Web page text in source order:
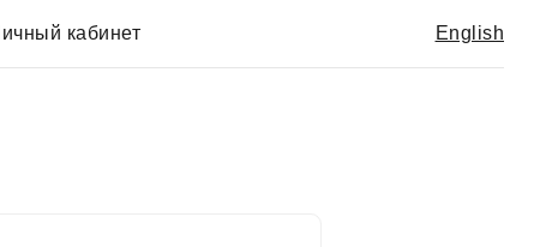
кабинет English